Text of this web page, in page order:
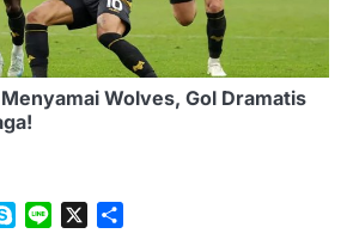
Wolves, Gol Dramatis
SkypeLine